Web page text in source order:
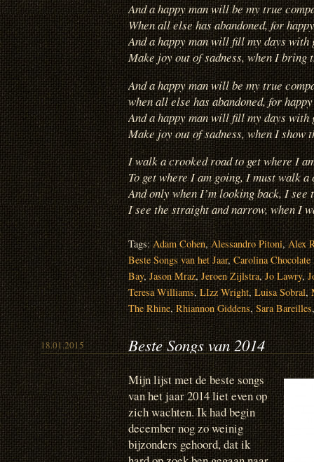
And a happy man will be my true
When all else has abandoned, for
And a happy man will fill my days with
Make joy out of sadness, when I bring
And a happy man will be my true
when all else has abandoned, for
And a happy man will fill my days with
Make joy out of sadness, when I show
I walk a crooked road to get where I
To get where I am going, I must walk
And only when I’m looking back, I
I see the straight and narrow, when I
Tags:Adam Cohen,Alessandro Pitoni,Alex
Beste Songs van het Jaar,Carolina Chocolate
Bay,Jason Mraz,Jeroen Zijlstra,Jo Lawry,
Teresa Williams,LIzz Wright,Luisa Sobral,
The Rhine,Rhiannon Giddens,Sara Bareilles
18.01.2015 Beste Songs van 2014
Mijn lijst met de beste songs
van het jaar 2014 liet even op
zich wachten. Ik had begin
december nog zo weinig
bijzonders gehoord, dat ik